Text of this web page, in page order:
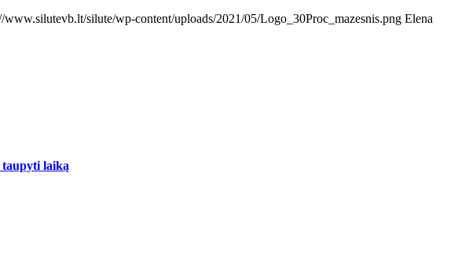
www.silutevb.lt/silute/wp-content/uploads/2021/05/Logo_30Proc_mazesnis.png Elena
taupyti laiką